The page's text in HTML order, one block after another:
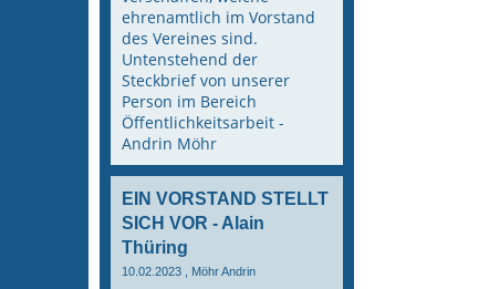
ehrenamtlich im Vorstand
des Vereines sind.
Untenstehend der
Steckbrief von unserer
Person im Bereich
Öffentlichkeitsarbeit -
Andrin Möhr
EIN VORSTAND STELLT
SICH VOR - Alain
Thüring
10.02.2023 , Möhr Andrin